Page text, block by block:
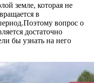
земле, которая не
в
вопрос о
достаточно
бы узнать на него